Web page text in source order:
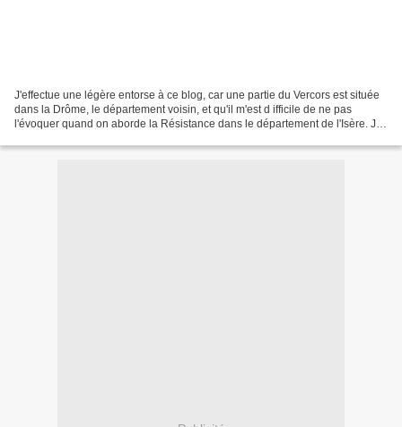
J'effectue une légère entorse à ce blog, car une partie du Vercors est située
dans la Drôme, le département voisin, et qu'il m'est d ifficile de ne pas
l'évoquer quand on aborde la Résistance dans le département de l'Isère. J'ai